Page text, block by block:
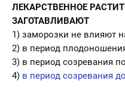
ЛЕКАРСТВЕННОЕ
ЗАГОТАВЛИВАЮТ
1) заморозки не влияют
2) в период
3) в период созревания
4) в период созревания